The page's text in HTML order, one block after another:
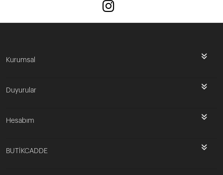
Kurumsal
Duyurular
Hesabım
BUTİKCADDE